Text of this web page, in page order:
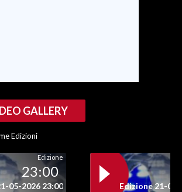
GALLERY
Edizioni
Edizione
23:00
05-2026 23:00 Edizione 21-05-